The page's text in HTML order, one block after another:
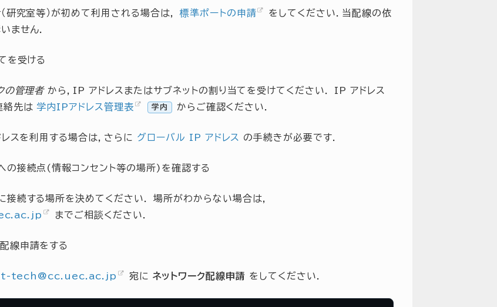
研究室等）が初めて利用される場合は， 標準ポートの申請
をしてください．当配線の依
ません．
を受ける
の管理者から，IP アドレスまたはサブネットの割り当てを受けてください． IP アドレス
絡先は学内IPアドレス管理表 学内 からご確認ください．
スを利用する場合は，さらに グローバル IP アドレス の手続きが必要です．
の接続点(情報コンセント等の場所)を確認する
接続する場所を決めてください． 場所がわからない場合は，
. ac. jp までご相談ください．
線申請をする
tech @cc. uec. ac. jp 宛に ネットワーク配線申請 をしてください．